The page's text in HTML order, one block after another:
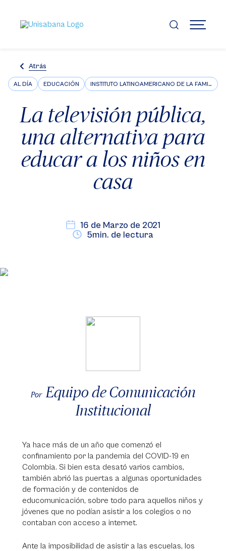
contenido
principal
MENÚ
Atrás
AL DÍA EDUCACIÓN INSTITUTO LATINOAMERICANO DE LA FAMILIA ILFARUS
La televisión pública,
una alternativa para
educar a los niños en
casa
16 de Marzo de 2021
5min. de lectura
Por Equipo de Comunicación
Institucional
Ya hace más de un año que comenzó el
confinamiento por la pandemia del COVID-19 en
Colombia. Si bien esta desató varios cambios,
también abrió las puertas a algunas oportunidades
de formación y de contenidos de
educomunicación, sobre todo para aquellos niños y
jóvenes que no podían asistir a los colegios o no
contaban con acceso a internet.
Ante la imposibilidad de asistir a las escuelas, los